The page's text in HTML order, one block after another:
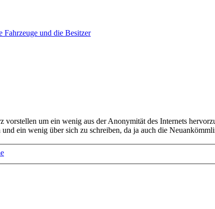
Fahrzeuge und die Besitzer
vorstellen um ein wenig aus der Anonymität des Internets
ein wenig über sich zu schreiben, da ja auch die